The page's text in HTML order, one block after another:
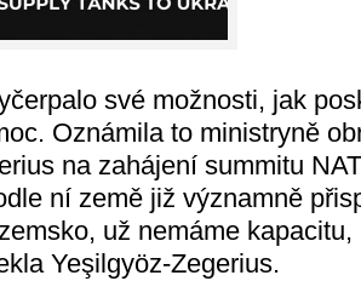
své možnosti, jak
Oznámila to ministryně
na zahájení summitu
ní země již významně
už nemáme
Yeşilgyöz-Zegerius.